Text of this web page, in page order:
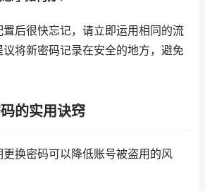
后很快忘记，请立即运用相同的流
将新密码记录在安全的地方，避免
的实用诀窍
更换密码可以降低账号被盗用的风